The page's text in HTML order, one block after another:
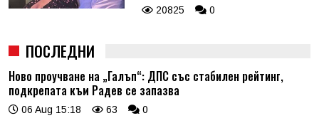
20825 0
ПОСЛЕДНИ
Ново проучване на „Галъп“: ДПС със стабилен рейтинг,
подкрепата към Радев се запазва
06 Aug 15:18 63 0